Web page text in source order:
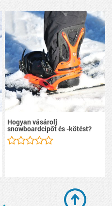
Hogyan vásárolj
snowboardcipőt és -kötést?